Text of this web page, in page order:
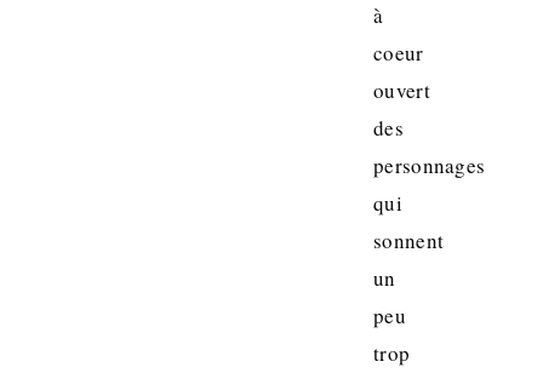
à
coeur
ouvert
des
personnages
qui
sonnent
un
peu
trop